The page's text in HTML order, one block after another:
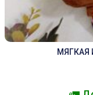
МЯГКАЯ